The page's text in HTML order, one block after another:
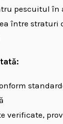
pescuitul în
între straturi
verificate,